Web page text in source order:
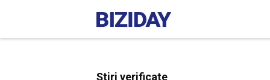
Știri verificate